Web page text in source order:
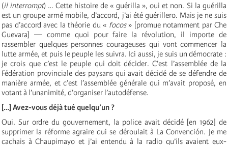
(il interrompt) … Cette histoire de « guérilla », oui et non. Si la guérilla
est un groupe armé mobile, d’accord, j’ai été guérillero. Mais je ne suis
pas d’accord avec la théorie du « focos» [promue notamment par Che
Guevara] — comme quoi pour faire la révolution, il importe de
rassembler quelques personnes courageuses qui vont commencer la
lutte armée, et puis le peuple les suivra. Ici aussi, je suis un démocrate :
je crois que c’est le peuple qui doit décider. C’est l’assemblée de la
Fédération provinciale des paysans qui avait décidé de se défendre de
manière armée, et c’est l’assemblée générale qui m’avait proposé, en
votant à l’unanimité, d’organiser l’autodéfense.
[…] Avez-vous déjà tué quelqu’un ?
Oui. Sur ordre du gouvernement, la police avait décidé [en 1962] de
supprimer la réforme agraire qui se déroulait à La Convención. Je me
cachais à Chaupimayo et j’ai entendu à la radio qu’ils avaient eux-